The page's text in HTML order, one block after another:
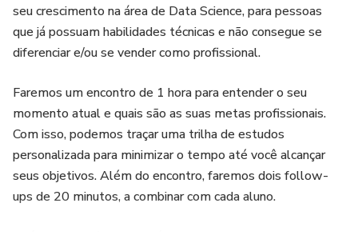
seu crescimento na área de Data Science, para pessoas
que já possuam habilidades técnicas e não consegue se
diferenciar e/ou se vender como profissional.
Faremos um encontro de 1 hora para entender o seu
momento atual e quais são as suas metas profissionais.
Com isso, podemos traçar uma trilha de estudos
personalizada para minimizar o tempo até você alcançar
seus objetivos. Além do encontro, faremos dois follow-
ups de 20 minutos, a combinar com cada aluno.